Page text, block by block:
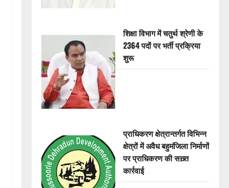
शिक्षा विभाग में चतुर्थ श्रेणी के
2364 पदों पर भर्ती प्रक्रिया
शुरू
प्राधिकरण क्षेत्रान्तर्गत विभिन्न
क्षेत्रों में अवैध बहुमंजिला निर्माणों
पर प्राधिकरण की सख़्त
कार्रवाई